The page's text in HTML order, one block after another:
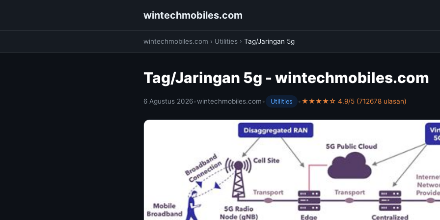
wintechmobiles.com
wintechmobiles.com › Utilities › Tag/Jaringan 5g
Tag/Jaringan 5g - wintechmobiles.com
6 Agustus 2026•wintechmobiles.com• Utilities •★★★★☆ 4.9/5 (712678 ulasan)